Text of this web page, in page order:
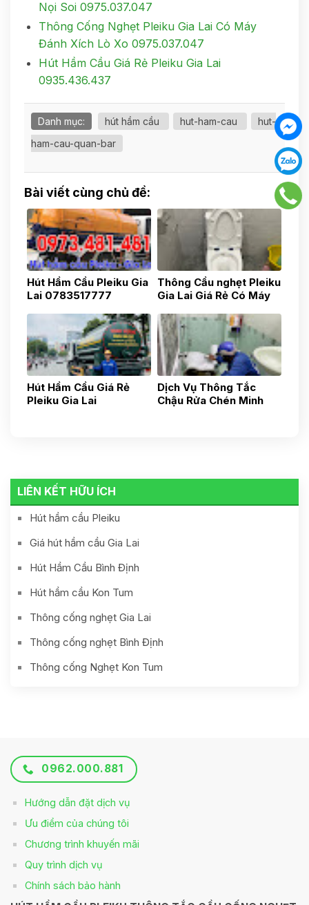
LIÊN KẾT HỮU ÍCH
Hút hầm cầu Pleiku
Giá hút hầm cầu Gia Lai
Hút Hầm Cầu Bình Định
Hút hầm cầu Kon Tum
Thông cống nghẹt Gia Lai
Thông cống nghẹt Bình Định
Thông cống Nghẹt Kon Tum
Nọi Soi 0975.037.047
Thông Cống Nghẹt Pleiku Gia Lai Có Máy
Đánh Xích Lò Xo 0975.037.047
Hút Hầm Cầu Giá Rẻ Pleiku Gia Lai
0935.436.437
Danh mục: hút hầm cầu hut-ham-cau
hut-
ham-cau-quan-bar
Bài viết cùng chủ đề:
Hút Hầm Cầu Pleiku Gia
Lai 0783517777
Thông Cầu nghẹt Pleiku
Gia Lai Giá Rẻ Có Máy
Hút Hầm Cầu Giá Rẻ
Pleiku Gia Lai
Dịch Vụ Thông Tắc
Chậu Rửa Chén Minh
0962.000.881
Hướng dẫn đặt dịch vụ
Ưu điểm của chúng tôi
Chương trình khuyến mãi
Quy trình dịch vụ
Chính sách bảo hành